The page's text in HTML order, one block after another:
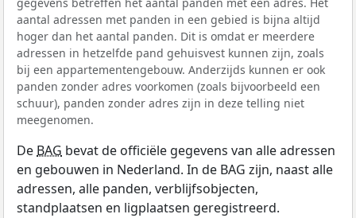
aantal adressen met panden in een gebied is bijna altijd
hoger dan het aantal panden. Dit is omdat er meerdere
adressen in hetzelfde pand gehuisvest kunnen zijn, zoals
bij een appartementengebouw. Anderzijds kunnen er ook
panden zonder adres voorkomen (zoals bijvoorbeeld een
schuur), panden zonder adres zijn in deze telling niet
meegenomen.
De BAG bevat de officiële gegevens van alle adressen
en gebouwen in Nederland. In de BAG zijn, naast alle
adressen, alle panden, verblijfsobjecten,
standplaatsen en ligplaatsen geregistreerd.